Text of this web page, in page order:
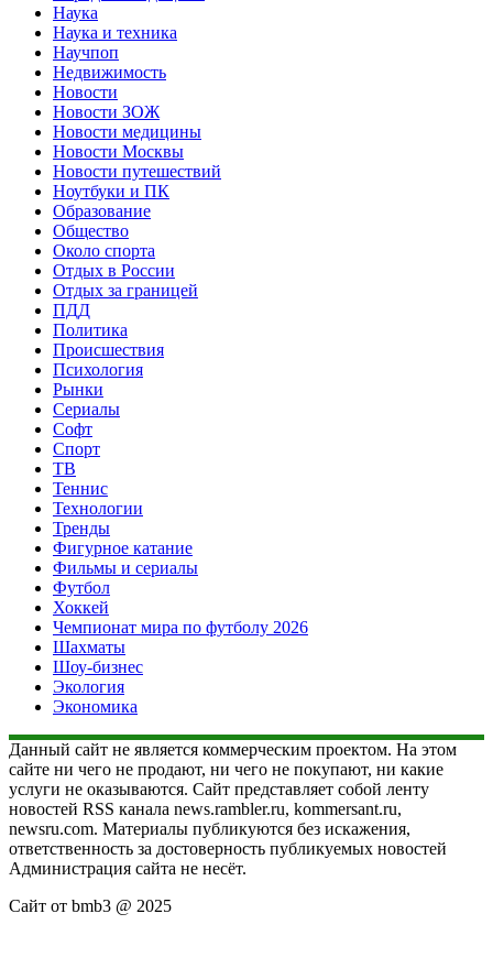
Наука
Наука и техника
Научпоп
Недвижимость
Новости
Новости ЗОЖ
Новости медицины
Новости Москвы
Новости путешествий
Ноутбуки и ПК
Образование
Общество
Около спорта
Отдых в России
Отдых за границей
ПДД
Политика
Происшествия
Психология
Рынки
Сериалы
Софт
Спорт
ТВ
Теннис
Технологии
Тренды
Фигурное катание
Фильмы и сериалы
Футбол
Хоккей
Чемпионат мира по футболу 2026
Шахматы
Шоу-бизнес
Экология
Экономика
Данный сайт не является коммерческим проектом. На этом
сайте ни чего не продают, ни чего не покупают, ни какие
услуги не оказываются. Сайт представляет собой ленту
новостей RSS канала news.rambler.ru, kommersant.ru,
newsru.com. Материалы публикуются без искажения,
ответственность за достоверность публикуемых новостей
Администрация сайта не несёт.
Сайт от bmb3 @ 2025